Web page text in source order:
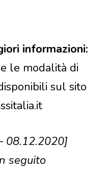
informazioni:
le modalità di
sul sito
08.12.2020]
seguito